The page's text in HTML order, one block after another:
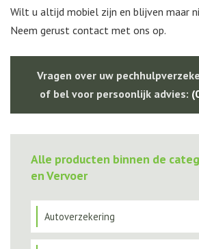
Wilt u altijd mobiel zijn en blijven maar
Neem gerust contact met ons op.
Vragen over uw
of bel voor persoonlijk advies:
Alle producten binnen de
en Vervoer
Autoverzekering